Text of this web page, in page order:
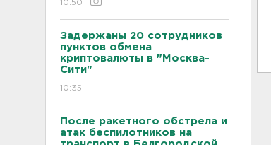
10:50
Задержаны 20 сотрудников
пунктов обмена
криптовалюты в "Москва-
Сити"
10:35
После ракетного обстрела и
атак беспилотников на